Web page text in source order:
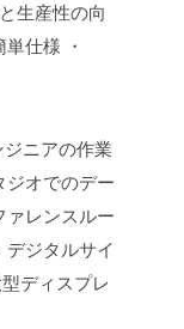
生産性の向
単仕様 ・
ジニアの作業
ジオでのデー
ァレンスルー
デジタルサイ
ディスプレ